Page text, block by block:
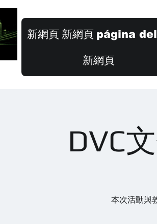
新網頁 新網頁 página
新網頁
DVC
本次活動與